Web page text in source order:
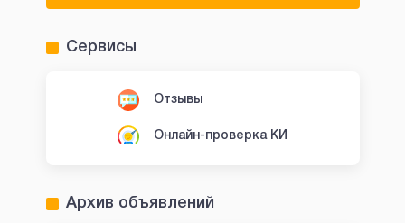
Сервисы
Отзывы
Онлайн-проверка КИ
Архив объявлений